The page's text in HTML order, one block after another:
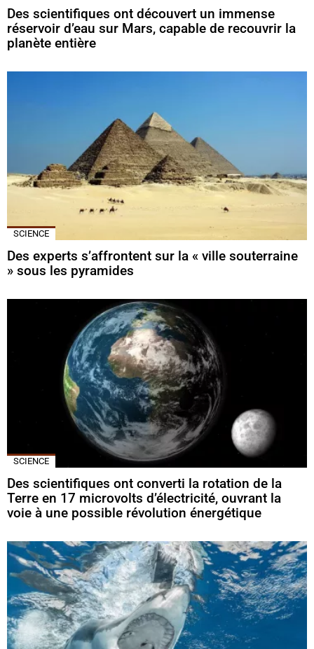
Des scientifiques ont découvert un immense
réservoir d’eau sur Mars, capable de recouvrir la
planète entière
SCIENCE
Des experts s’affrontent sur la « ville souterraine
» sous les pyramides
SCIENCE
Des scientifiques ont converti la rotation de la
Terre en 17 microvolts d’électricité, ouvrant la
voie à une possible révolution énergétique